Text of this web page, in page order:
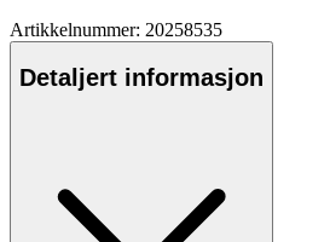
Artikkelnummer: 20258535
Detaljert informasjon